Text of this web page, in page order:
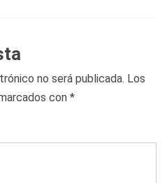
no será publicada. Los
con *